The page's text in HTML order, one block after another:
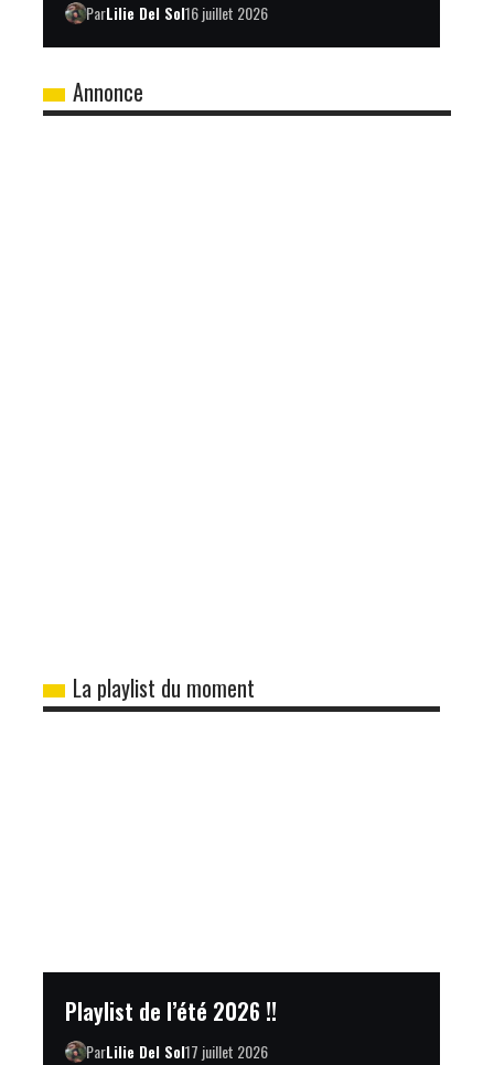
ParLilie Del Sol16 juillet 2026
Annonce
La playlist du moment
Playlist de l’été 2026 !!
ParLilie Del Sol17 juillet 2026